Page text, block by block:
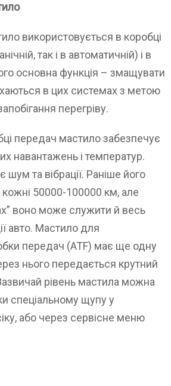
використовується в коробці
так і в автоматичній) і в
основна функція – змащувати
в цих системах з метою
перегріву.
передач мастило забезпечує
навантажень і температур.
та вібрації. Раніше його
50000-100000 км, але
воно може служити й весь
авто. Мастило для
передач (ATF) має ще одну
нього передається крутний
рівень мастила можна
спеціальному щупу у
або через сервісне меню